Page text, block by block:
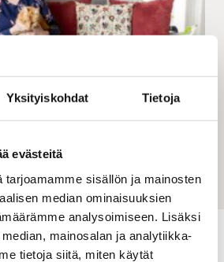
Yksityiskohdat Tietoja
evästeitä
tarjoamamme sisällön ja mainosten
median ominaisuuksien
analysoimiseen. Lisäksi
mainosalan ja analytiikka-
tietoja siitä, miten käytät
TARINAT | 08.05.2025
sai äidiltään kuulla olleensa
Jumalalta”